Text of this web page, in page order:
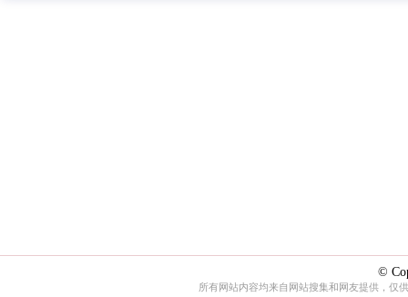
©
所有网站内容均来自网站搜集和网友提供，仅